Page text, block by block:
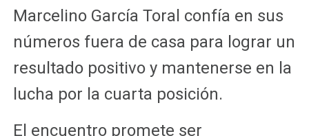
Marcelino García Toral confía en sus
números fuera de casa para lograr un
resultado positivo y mantenerse en la
lucha por la cuarta posición.
El encuentro promete ser